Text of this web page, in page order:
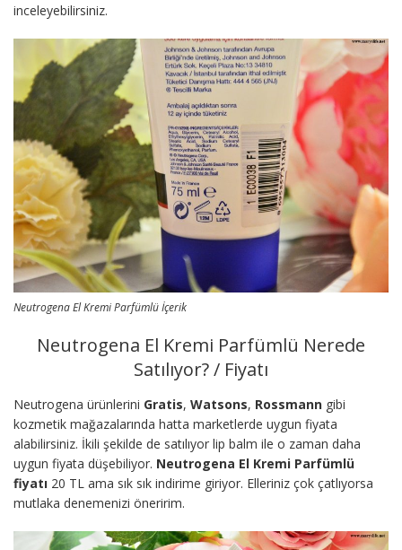
inceleyebilirsiniz.
Neutrogena El Kremi Parfümlü İçerik
Neutrogena El Kremi Parfümlü Nerede
Satılıyor? / Fiyatı
Neutrogena ürünlerini Gratis, Watsons, Rossmann gibi
kozmetik mağazalarında hatta marketlerde uygun fiyata
alabilirsiniz. İkili şekilde de satılıyor lip balm ile o zaman daha
uygun fiyata düşebiliyor. Neutrogena El Kremi Parfümlü
fiyatı 20 TL ama sık sık indirime giriyor. Elleriniz çok çatlıyorsa
mutlaka denemenizi öneririm.